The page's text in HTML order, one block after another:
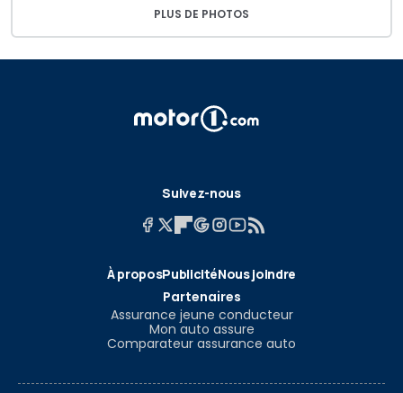
PLUS DE PHOTOS
Suivez-nous
À proposPublicitéNous joindre
Partenaires
Assurance jeune conducteur
Mon auto assure
Comparateur assurance auto